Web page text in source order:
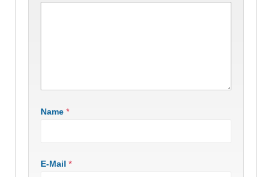
Name *
E-Mail *